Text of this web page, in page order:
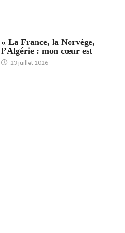
« La France, la Norvège,
l’Algérie : mon cœur est
23 juillet 2026